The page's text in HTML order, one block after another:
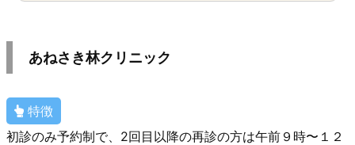
あねさき林クリニック
特徴
初診のみ予約制で、2回目以降の再診の方は午前９時〜１２